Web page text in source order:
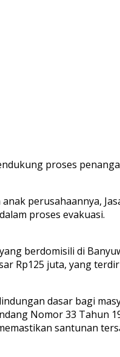
proses
perusahaannya,
proses evakuasi.
berdomisili di
juta, yang
dasar bagi
Nomor 33 Tahun
santunan